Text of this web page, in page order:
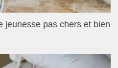
jeunesse pas chers et bien